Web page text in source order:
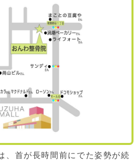
、首が長時間前にでた姿勢が続